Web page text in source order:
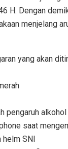
H. Dengan
menjelang
yang akan
pengaruh
saat
SNI